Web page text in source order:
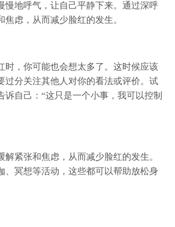
慢地呼气，让自己平静下来。通过深呼
虑，从而减少脸红的发生。
时，你可能也会想太多了。这时候应该
过分关注其他人对你的看法或评价。试
诉自己：“这只是一个小事，我可以控制
解紧张和焦虑，从而减少脸红的发生。
、冥想等活动，这些都可以帮助放松身